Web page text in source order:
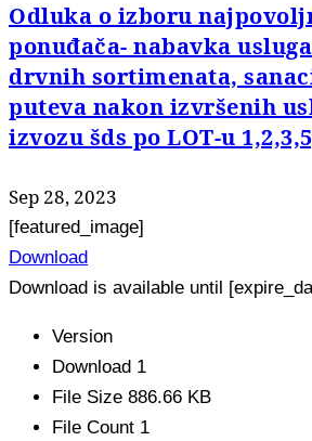
Odluka o izboru
ponuđača- nabavka
drvnih sortimenata,
puteva nakon izvršenih
izvozu šds po LOT-u
Sep 28, 2023
[featured_image]
Download
Download is available until
Version
Download 1
File Size 886.66 KB
File Count 1